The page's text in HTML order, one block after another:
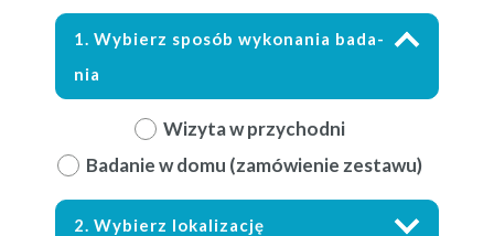
1. Wybierz sposób wyko­na­nia bada­
nia
Wiz­y­ta w przychodni
Badanie w domu (zamówie­nie zestawu)
2. Wybierz lokaliza­cję